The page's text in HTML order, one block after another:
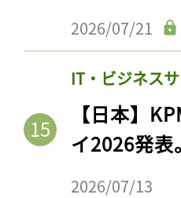
2026/07/21
IT・ビジネス
【日本】
イ2026発
2026/07/13